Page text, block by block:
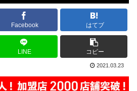
Facebook はてブ
LINE コピー
2021.03.23